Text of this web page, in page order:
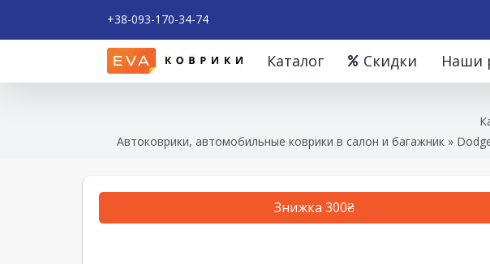
+38-093-170-34-74
Каталог Скидки Наши
Автоковрики, автомобильные коврики в салон и багажник »
Знижка 300₴